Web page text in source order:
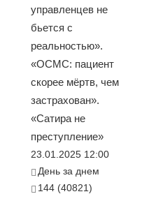
управленцев не
бьется с
реальностью».
«ОСМС: пациент
скорее мёртв, чем
застрахован».
«Сатира не
преступление»
23.01.2025 12:00
День за днем
144 (40821)